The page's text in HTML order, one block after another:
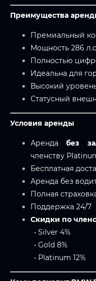
Преимущества
Премиальный
Мощность 286
Полностью
Идеальна для
Высокий
Статусный
Условия аренды
Арендабез
членству
Бесплатная
Аренда без
Полная
Поддержка 24/7
Скидки по
• Silver 4%
• Gold 8%
• Platinum 12%